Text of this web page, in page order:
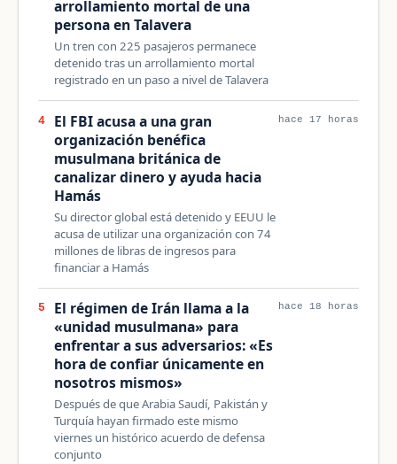
arrollamiento mortal de una
persona en Talavera
Un tren con 225 pasajeros permanece
detenido tras un arrollamiento mortal
registrado en un paso a nivel de Talavera
4
El FBI acusa a una gran
organización benéfica
musulmana británica de
canalizar dinero y ayuda hacia
Hamás
Su director global está detenido y EEUU le
acusa de utilizar una organización con 74
millones de libras de ingresos para
financiar a Hamás
hace 17 horas
5
El régimen de Irán llama a la
«unidad musulmana» para
enfrentar a sus adversarios: «Es
hora de confiar únicamente en
nosotros mismos»
Después de que Arabia Saudí, Pakistán y
Turquía hayan firmado este mismo
viernes un histórico acuerdo de defensa
conjunto
hace 18 horas